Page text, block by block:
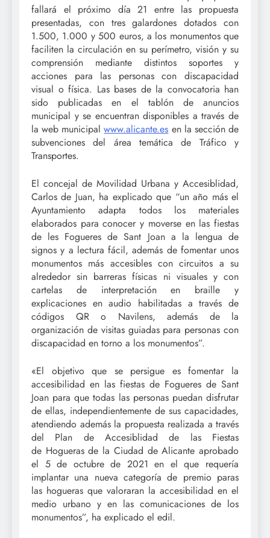
fallará el próximo día 21 entre las propuesta
presentadas, con tres galardones dotados con
1.500, 1.000 y 500 euros, a los monumentos que
faciliten la circulación en su perímetro, visión y su
comprensión mediante distintos soportes y
acciones para las personas con discapacidad
visual o física. Las bases de la convocatoria han
sido publicadas en el tablón de anuncios
municipal y se encuentran disponibles a través de
la web municipalwww.alicante.es en la sección de
subvenciones del área temática de Tráfico y
Transportes.
El concejal de Movilidad Urbana y Accesiblidad,
Carlos de Juan, ha explicado que “un año más el
Ayuntamiento adapta todos los materiales
elaborados para conocer y moverse en las fiestas
de les Fogueres de Sant Joan a la lengua de
signos y a lectura fácil, además de fomentar unos
monumentos más accesibles con circuitos a su
alrededor sin barreras físicas ni visuales y con
cartelas de interpretación en braille y
explicaciones en audio habilitadas a través de
códigos QR o Navilens, además de la
organización de visitas guiadas para personas con
discapacidad en torno a los monumentos”.
«El objetivo que se persigue es fomentar la
accesibilidad en las fiestas de Fogueres de Sant
Joan para que todas las personas puedan disfrutar
de ellas, independientemente de sus capacidades,
atendiendo además la propuesta realizada a través
del Plan de Accesiblidad de las Fiestas
de Hogueras de la Ciudad de Alicante aprobado
el 5 de octubre de 2021 en el que requería
implantar una nueva categoría de premio paras
las hogueras que valoraran la accesibilidad en el
medio urbano y en las comunicaciones de los
monumentos”, ha explicado el edil.